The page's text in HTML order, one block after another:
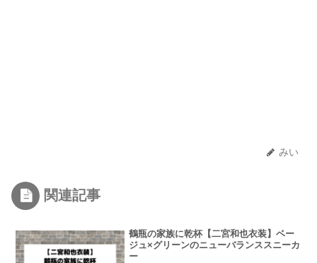
みい
関連記事
鶴瓶の家族に乾杯【二宮和也衣装】ベー
ジュ×グリーンのニューバランススニーカ
ー